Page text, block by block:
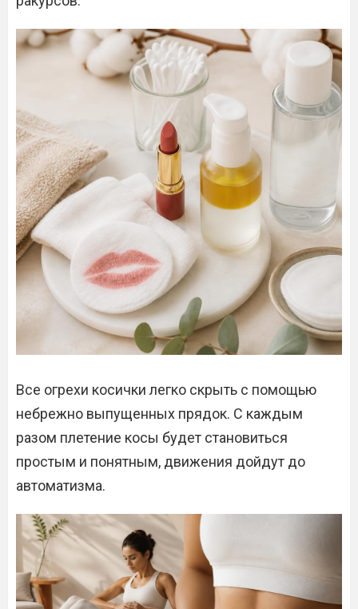
Все огрехи косички легко скрыть с помощью
небрежно выпущенных прядок. С каждым
разом плетение косы будет становиться
простым и понятным, движения дойдут до
автоматизма.